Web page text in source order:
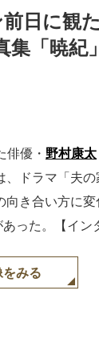
日に観
「暁紀
優・ 野村康太
ドラマ「夫
き合い方に
った。【イン
みる